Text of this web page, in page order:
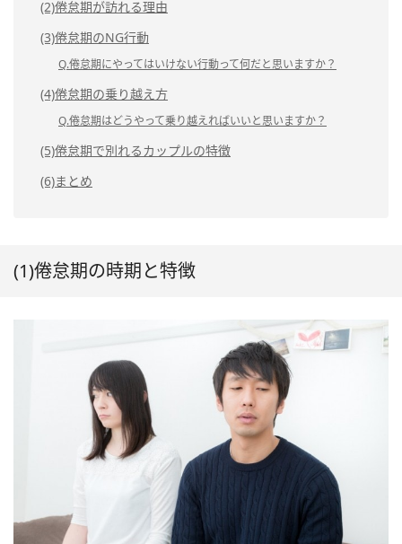
(2)倦怠期が訪れる理由
(3)倦怠期のNG行動
Q.倦怠期にやってはいけない行動って何だと思いますか？
(4)倦怠期の乗り越え方
Q.倦怠期はどうやって乗り越えればいいと思いますか？
(5)倦怠期で別れるカップルの特徴
(6)まとめ
(1)倦怠期の時期と特徴